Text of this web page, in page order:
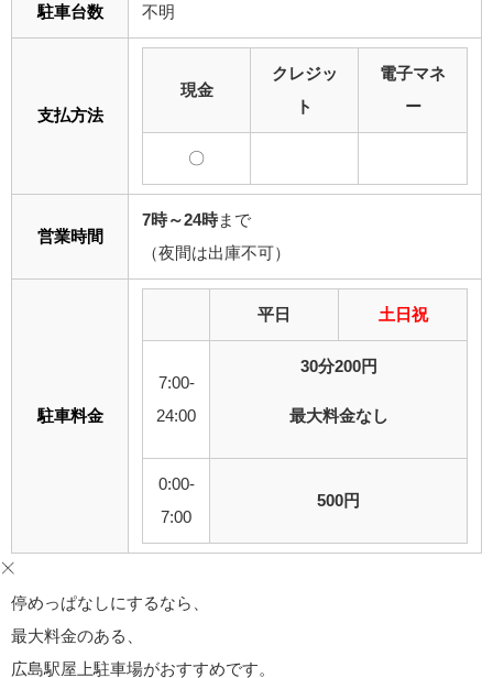
駐車台数 不明
支払方法
現金
クレジッ
ト
電子マネ
ー
〇
営業時間
7時～24時まで
（夜間は出庫不可）
駐車料金
平日 土日祝
7:00-
24:00
30分200円
最大料金なし
0:00-
7:00
500円
停めっぱなしにするなら、
最大料金のある、
広島駅屋上駐車場がおすすめです。